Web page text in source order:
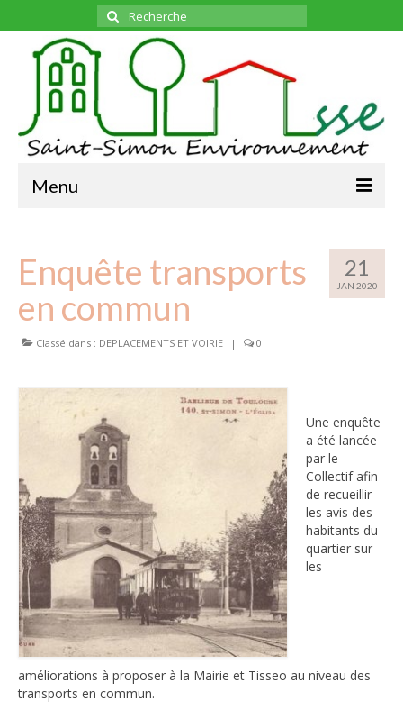
Rechercher
:
Menu
L’ASSOCIATION
L’ASSOCIATION
LE BUREAU
BULLETINS
TOUS
LES SUJETS
PLU ET PROMOTEURS IMMOBILIERS
EQUIPEMENTS PUBLICS
ECOLES ET COLLEGES
TAXE D’AMENAGEMENT MAJOREE
DEPLACEMENTS ET VOIRIE
DECHETS ET POLLUTION
COMMERCES ET SERVICES
SECURITE
REUNIONS ET
EVENEMENTS
21
JAN 2020
Enquête transports
en commun
Classé dans : DEPLACEMENTS ET VOIRIE | 0
Une enquête
a été lancée
par le
Collectif afin
de recueillir
les avis des
habitants du
quartier sur
les
améliorations à proposer à la Mairie et Tisseo au niveau des
transports en commun.